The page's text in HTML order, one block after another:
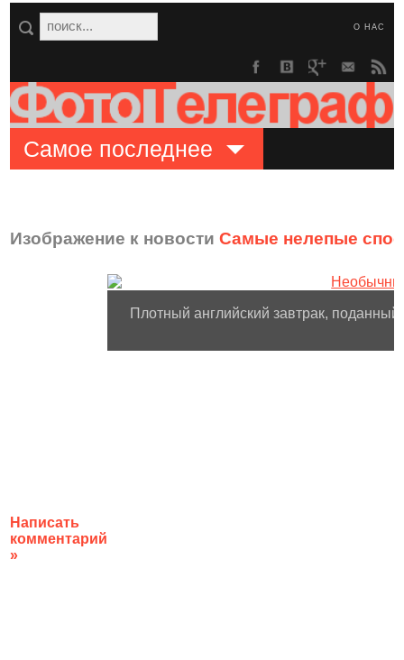
О НАС
Самое последнее
Изображение к новостиСамые нелепые
Написать
комментарий
»
Плотный английский завтрак, поданный